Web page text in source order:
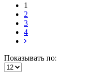
1
2
3
4
Показывать по: